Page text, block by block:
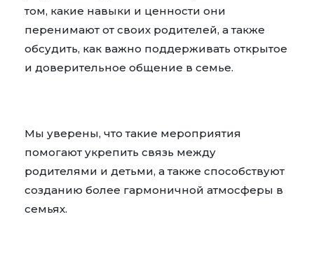
том, какие навыки и ценности они
перенимают от своих родителей, а также
обсудить, как важно поддерживать открытое
и доверительное общение в семье.
Мы уверены, что такие мероприятия
помогают укрепить связь между
родителями и детьми, а также способствуют
созданию более гармоничной атмосферы в
семьях.